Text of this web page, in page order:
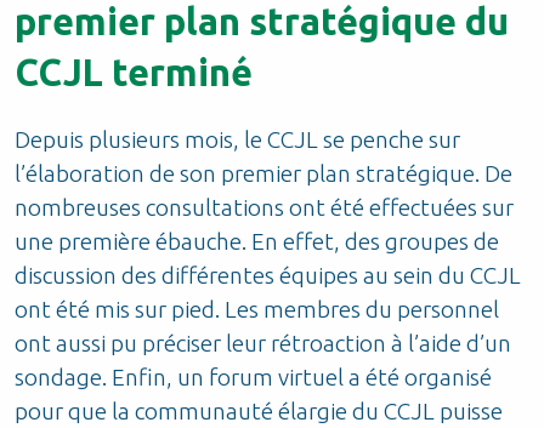
premier plan stratégique du
CCJL terminé
Depuis plusieurs mois, le CCJL se penche sur
l’élaboration de son premier plan stratégique. De
nombreuses consultations ont été effectuées sur
une première ébauche. En effet, des groupes de
discussion des différentes équipes au sein du CCJL
ont été mis sur pied. Les membres du personnel
ont aussi pu préciser leur rétroaction à l’aide d’un
sondage. Enfin, un forum virtuel a été organisé
pour que la communauté élargie du CCJL puisse